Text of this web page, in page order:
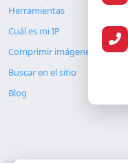
Herramientas
Cuál es mi IP
Comprimir imágenes
Buscar en el sitio
Blog